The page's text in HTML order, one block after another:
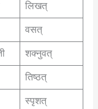
लिखत्
वसत्
शक्नुवत्
तिष्ठत्
स्पृशत्